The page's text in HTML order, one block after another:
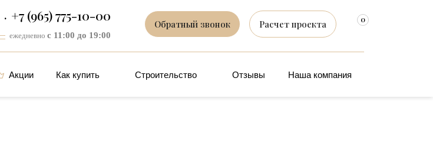
+7 (965) 775-10-00
ежедневно с 11:00 до 19:00
Обратный звонок Расчет проекта 0
Акции Как купить Строительство Отзывы Наша компания